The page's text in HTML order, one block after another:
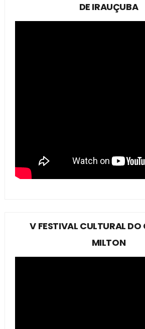
DE IRAUÇUBA
V FESTIVAL CULTURAL DO
MILTON